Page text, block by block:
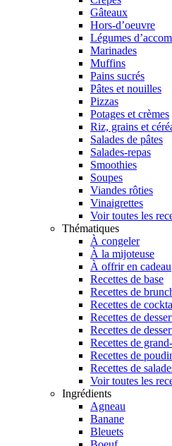
Gâteaux
Hors-d’oeuvre
Légumes
Marinades
Muffins
Pains sucrés
Pâtes et nouilles
Pizzas
Potages et crèmes
Riz, grains et
Salades de pâtes
Salades-repas
Smoothies
Soupes
Viandes rôties
Vinaigrettes
Voir toutes les
Thématiques
À congeler
À la mijoteuse
À offrir en cadeau
Recettes de base
Recettes de
Recettes de
Recettes de
Recettes de
Recettes de
Recettes de
Recettes de
Voir toutes les
Ingrédients
Agneau
Banane
Bleuets